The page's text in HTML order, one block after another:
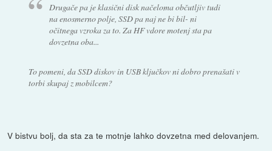
Drugače pa je klasični disk načeloma občutljiv tudi
na enosmerno polje, SSD pa naj ne bi bil- ni
očitnega vzroka za to. Za HF vdore motenj sta pa
dovzetna oba...
To pomeni, da SSD diskov in USB ključkov ni dobro prenašati v
torbi skupaj z mobilcem?
V bistvu bolj, da sta za te motnje lahko dovzetna med delovanjem.